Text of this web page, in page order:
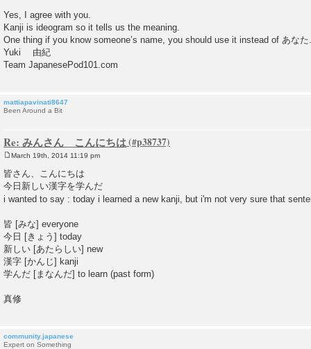
Yes, I agree with you.
Kanji is ideogram so it tells us the meaning.
One thing if you know someone’s name, you should use it instead of あなた.
Yuki 由紀
Team JapanesePod101.com
mattiapavinati8647
Been Around a Bit
Re: みんさん こんにちは
o
s
t
March 19th, 2014 11:19 pm
皆さん、こんにちは
今日新しい漢字を学んだ
i wanted to say : today i learned a new kanji, but i'm not very sure that
皆 [みな] everyone
今日 [きょう] today
新しい [あたらしい] new
漢字 [かんじ] kanji
学んだ [まなんだ] to learn (past form)
真修
community.japanese
Expert on Something